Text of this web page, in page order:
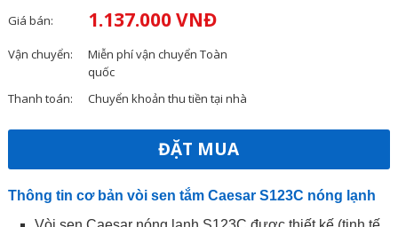
Giá bán: 1.137.000 VNĐ
Vận chuyển:
Miễn phí vận chuyển Toàn
quốc
Thanh toán:
Chuyển khoản thu tiền tại nhà
ĐẶT MUA
Thông tin cơ bản vòi sen tắm Caesar S123C nóng lạnh